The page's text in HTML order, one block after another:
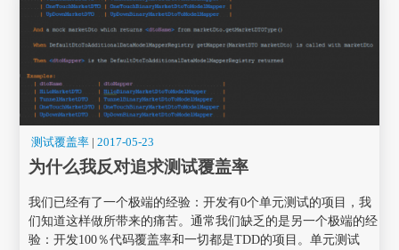
测试覆盖率 |2017-05-23
为什么我反对追求测试覆盖率
我们已经有了一个极端的经验：开发有0个单元测试的项目，我
们知道这样做所带来的痛苦。通常我们缺乏的是另一个极端的经
验：开发100％代码覆盖率和一切都是TDD的项目。单元测试